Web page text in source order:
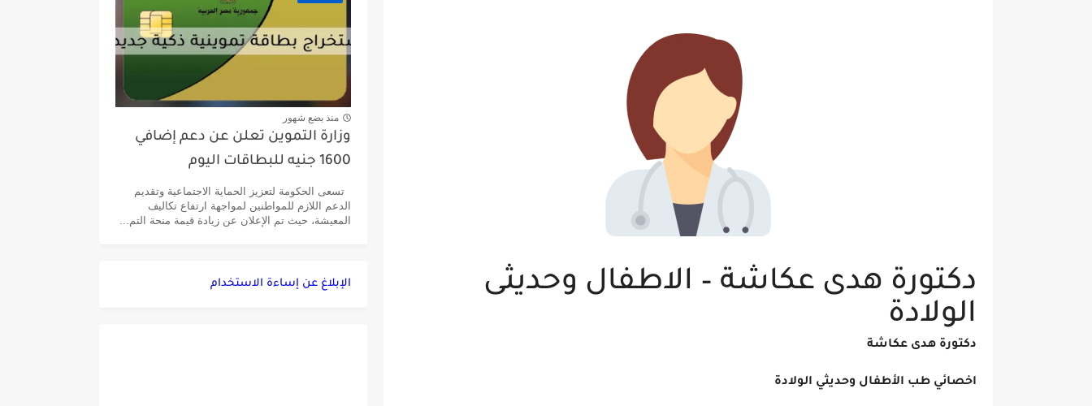
دكتورة هدى عكاشة – الاطفال وحديثى
الولادة
دكتورة هدى عكاشة
اخصائي طب الأطفال وحديثي الولادة
منذ بضع شهور
وزارة التموين تعلن عن دعم إضافي
1600 جنيه للبطاقات اليوم
تسعى الحكومة لتعزيز الحماية الاجتماعية وتقديم
الدعم اللازم للمواطنين لمواجهة ارتفاع تكاليف
المعيشة، حيث تم الإعلان عن زيادة قيمة منحة التم...
الإبلاغ عن إساءة الاستخدام